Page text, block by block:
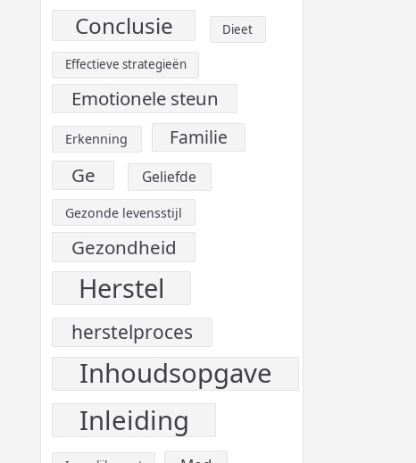
Conclusie Dieet
Effectieve strategieën
Emotionele steun
Erkenning Familie
Ge Geliefde
Gezonde levensstijl
Gezondheid
Herstel
herstelproces
Inhoudsopgave
Inleiding